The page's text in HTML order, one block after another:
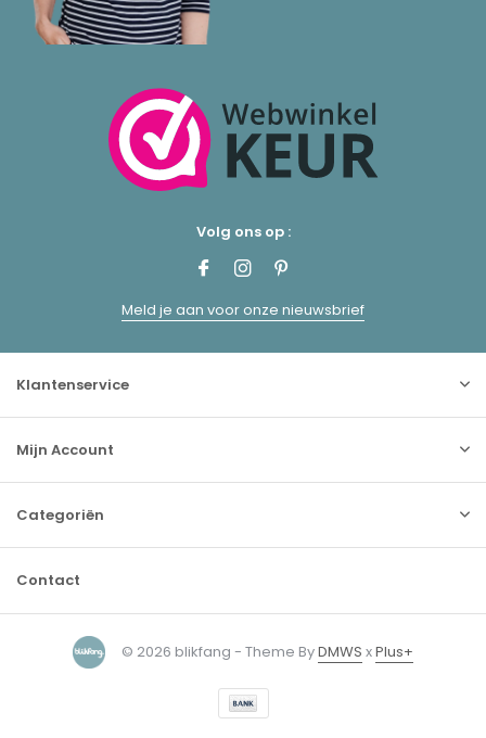
Volg ons op :
Meld je aan voor onze nieuwsbrief
Klantenservice
Mijn Account
Categoriën
Contact
© 2026 blikfang - Theme ByDMWS xPlus+